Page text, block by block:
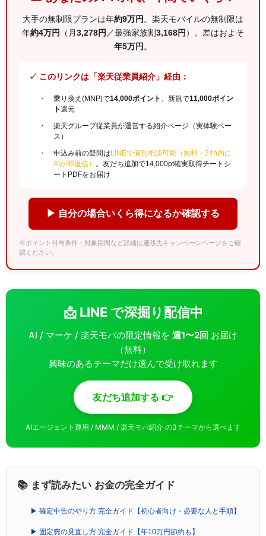
大手の無制限プランは年約9万円 。楽天モバイルの無制限は
年約4万円 （月3,278円 ／最強家族割3,168円 ）。差はおよそ
年5万円 。
✓ このリンクは「楽天従業員紹介」経由：
乗り換え(MNP)で14,000ポイント 、新規で11,000ポイン
ト還元
楽天グループ従業員が運営する紹介ページ（実体験ベー
ス）
申込み前の疑問は LINEで個別相談可能（無料・24h内に
AIが即返信） 。友だち追加で14,000pt確実取得チートシ
ートPDFをお届け
▶ 自分の場合いくら得になるか確認する
※ポイント付与条件・対象期間など詳細は遷移先キャンペーンページをご確
認ください。
📩 LINE で深掘り配信中
AI / マーケ / 楽天モバの限定情報を 週1〜2回 お届け
（無料）
興味のあるテーマだけ選んで受け取れます
友だち追加する 👉
AIエージェント運用 / MMM / 楽天モバ紹介 の3テーマから選べます
📚 まず読みたい お金の完全ガイド
▶ 確定申告のやり方 完全ガイド【初心者向け・必要な人と手順】
▶ 固定費の見直し方 完全ガイド【年10万円節約も】